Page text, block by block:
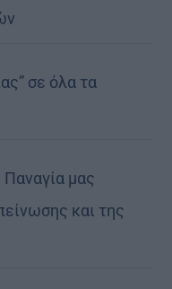
σε όλα τα
Παναγία μας
και της